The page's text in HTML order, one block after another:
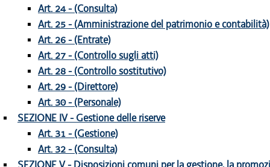
Art. 24 - (Consulta)
Art. 25 - (Amministrazione del patrimonio e contabilità)
Art. 26 - (Entrate)
Art. 27 - (Controllo sugli atti)
Art. 28 - (Controllo sostitutivo)
Art. 29 - (Direttore)
Art. 30 - (Personale)
SEZIONE IV - Gestione delle riserve
Art. 31 - (Gestione)
Art. 32 - (Consulta)